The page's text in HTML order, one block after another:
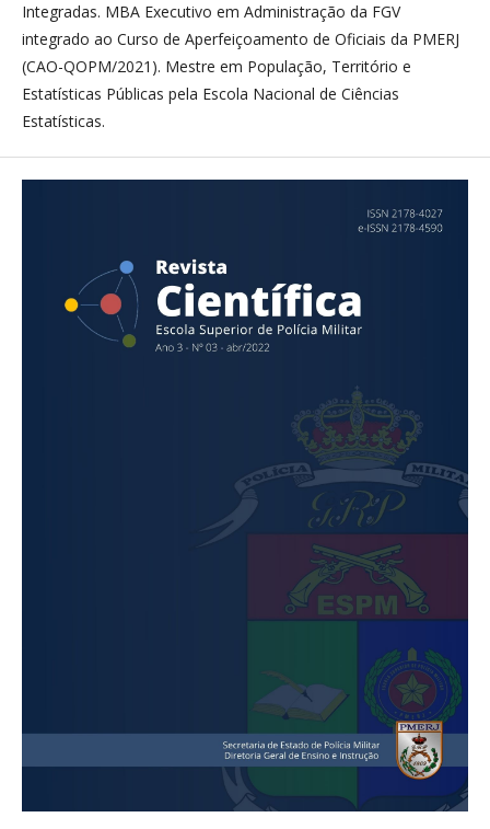
Integradas. MBA Executivo em Administração da FGV
integrado ao Curso de Aperfeiçoamento de Oficiais da PMERJ
(CAO-QOPM/2021). Mestre em População, Território e
Estatísticas Públicas pela Escola Nacional de Ciências
Estatísticas.